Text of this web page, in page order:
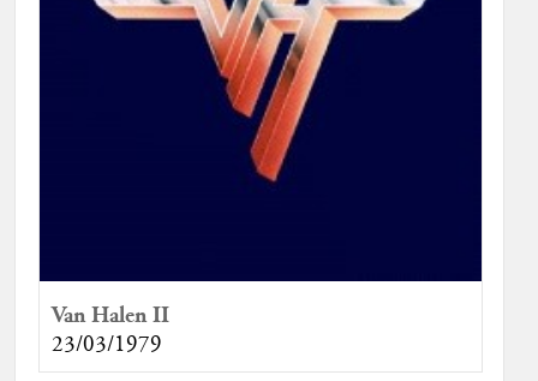
Van Halen II
23/03/1979